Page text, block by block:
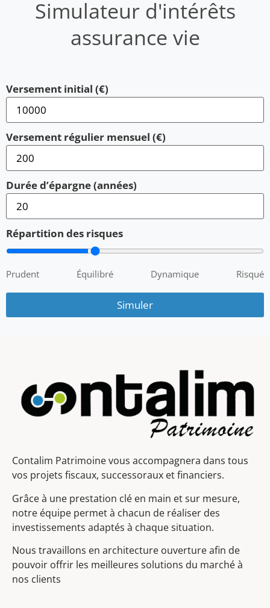
Simulateur d'intérêts
assurance vie
Versement initial (€)
Versement régulier mensuel (€)
Durée d’épargne (années)
Répartition des risques
Prudent Équilibré Dynamique Risqué
Simuler
Contalim Patrimoine vous accompagnera dans tous
vos projets fiscaux, successoraux et financiers.
Grâce à une prestation clé en main et sur mesure,
notre équipe permet à chacun de réaliser des
investissements adaptés à chaque situation.
Nous travaillons en architecture ouverture afin de
pouvoir offrir les meilleures solutions du marché à
nos clients